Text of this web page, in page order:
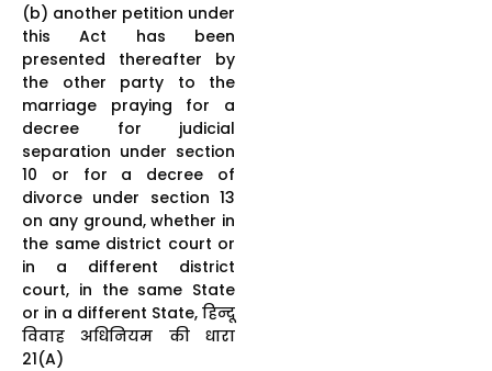
(b) another petition under
this Act has been
presented thereafter by
the other party to the
marriage praying for a
decree for judicial
separation under section
10 or for a decree of
divorce under section 13
on any ground, whether in
the same district court or
in a different district
court, in the same State
or in a different State, हिन्दू
विवाह अधिनियम की धारा
21(A)